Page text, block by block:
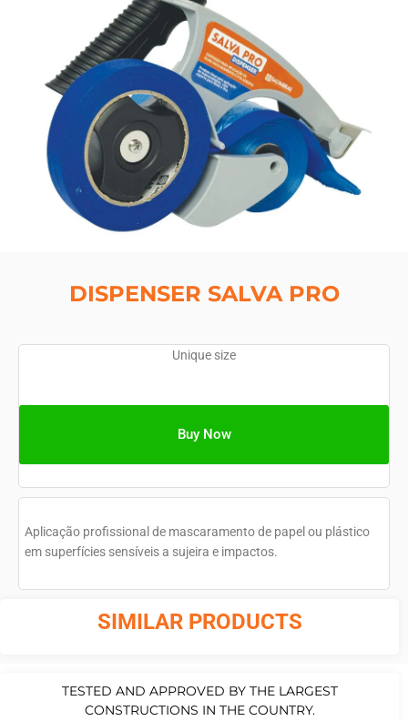
DISPENSER SALVA PRO
Unique size
Buy Now
Aplicação profissional de mascaramento de papel ou plástico
em superfícies sensíveis a sujeira e impactos.
SIMILAR PRODUCTS
TESTED AND APPROVED BY THE LARGEST
CONSTRUCTIONS IN THE COUNTRY.